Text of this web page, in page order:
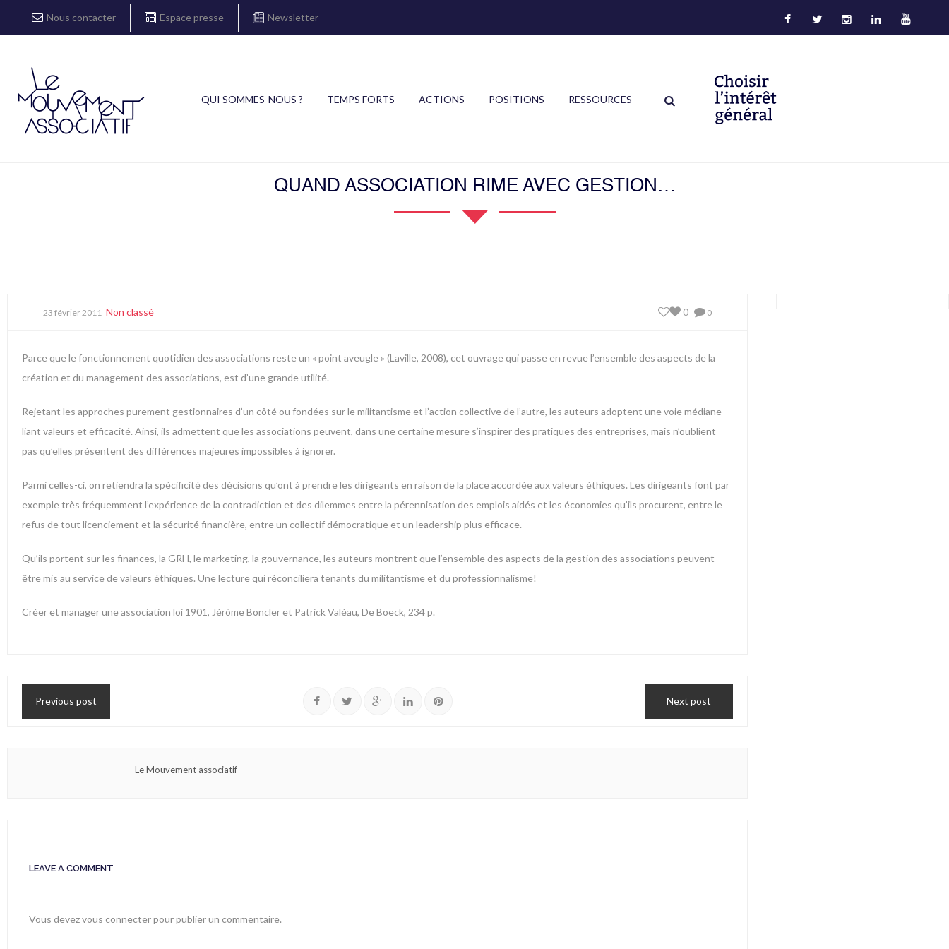
Nous contacter Espace presse Newsletter
QUI SOMMES-NOUS ? TEMPS FORTS ACTIONS POSITIONS RESSOURCES
QUAND ASSOCIATION RIME AVEC GESTION…
23 février 2011 Non classé 0
0
Parce que le fonctionnement quotidien des associations reste un « point aveugle » (Laville, 2008), cet ouvrage qui passe en revue l’ensemble des aspects de la
création et du management des associations, est d’une grande utilité.
Rejetant les approches purement gestionnaires d’un côté ou fondées sur le militantisme et l’action collective de l’autre, les auteurs adoptent une voie médiane
liant valeurs et efficacité. Ainsi, ils admettent que les associations peuvent, dans une certaine mesure s’inspirer des pratiques des entreprises, mais n’oublient
pas qu’elles présentent des différences majeures impossibles à ignorer.
Parmi celles-ci, on retiendra la spécificité des décisions qu’ont à prendre les dirigeants en raison de la place accordée aux valeurs éthiques. Les dirigeants font par
exemple très fréquemment l’expérience de la contradiction et des dilemmes entre la pérennisation des emplois aidés et les économies qu’ils procurent, entre le
refus de tout licenciement et la sécurité financière, entre un collectif démocratique et un leadership plus efficace.
Qu’ils portent sur les finances, la GRH, le marketing, la gouvernance, les auteurs montrent que l’ensemble des aspects de la gestion des associations peuvent
être mis au service de valeurs éthiques. Une lecture qui réconciliera tenants du militantisme et du professionnalisme!
Créer et manager une association loi 1901, Jérôme Boncler et Patrick Valéau, De Boeck, 234 p.
Previous post Next post
Le Mouvement associatif
LEAVE A COMMENT
Vous devezvous connecterpour publier un commentaire.